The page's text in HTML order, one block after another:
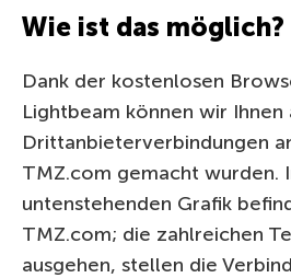
Wie ist das möglich?
Dank der kostenlosen
Lightbeam können wir Ihnen
Drittanbieterverbindungen
TMZ.com gemacht wurden.
untenstehenden Grafik
TMZ.com; die zahlreichen
ausgehen, stellen die